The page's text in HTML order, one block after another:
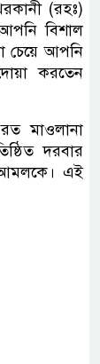
(রহঃ)
বিশাল
চেয়ে আপনি
করতেন
মাওলানা
দরবার
আমলকে। এই